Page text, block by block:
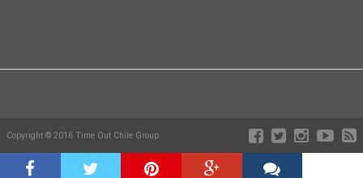
Copyright © 2016 Time Out Chile Group.